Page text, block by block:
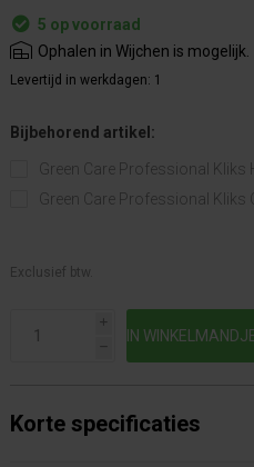
5 op voorraad
Ophalen in Wijchen is mogelijk.
Levertijd in werkdagen: 1
Bijbehorend artikel:
Green Care Professional Kliks
Green Care Professional Kliks
Exclusief btw.
i
h
Korte specificaties